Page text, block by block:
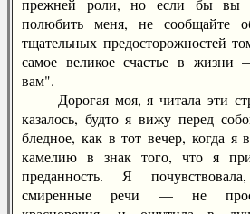
прежней роли, но если бы вы
полюбить меня, не сообщайте
тщательных предосторожностей
самое великое счастье в жизни
вам".
Дорогая моя, я читала эти
казалось, будто я вижу перед
бледное, как в тот вечер, когда я
камелию в знак того, что я
преданность. Я
смиренные речи — не